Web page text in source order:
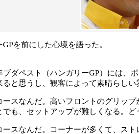
を前にした心境を語った。
ブダペスト（ハンガリーGP）には
と思うし、観客によって素晴らし
ースなんだ。高いフロントのグリッ
も、セットアップが難しくなる。
ースなんだ。コーナーが多くて、ス